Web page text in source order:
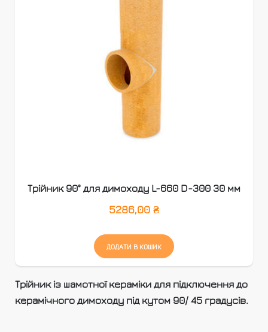
Трійник 90° для димоходу L-660 D-300 30 мм
5286,00 ₴
ДОДАТИ В КОШИК
Трійник із шамотної кераміки для підключення до
керамічного димоходу під кутом 90/ 45 градусів.